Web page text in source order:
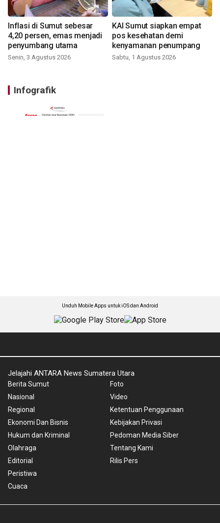
Inflasi di Sumut sebesar
4,20 persen, emas menjadi
penyumbang utama
Senin, 3 Agustus 2026
KAI Sumut siapkan empat
pos kesehatan demi
kenyamanan penumpang
Sabtu, 1 Agustus 2026
Infografik
Unduh Mobile Apps untuk iOS dan Android
Jelajahi ANTARA News Sumatera Utara
Berita Sumut
Nasional
Regional
Ekonomi Dan Bisnis
Hukum dan Kriminal
Olahraga
Editorial
Peristiwa
Cuaca
Foto
Video
Ketentuan Penggunaan
Kebijakan Privasi
Pedoman Media Siber
Tentang Kami
Rilis Pers